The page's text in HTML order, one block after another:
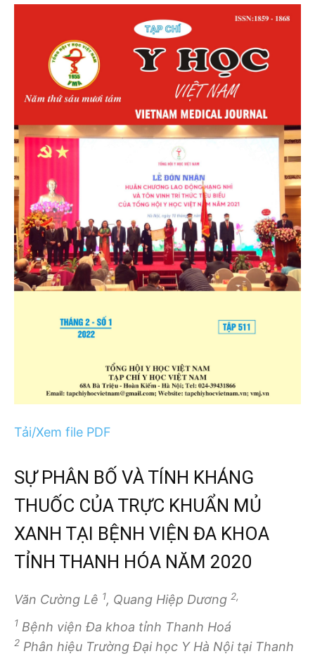
Tải/Xem file PDF
SỰ PHÂN BỐ VÀ TÍNH KHÁNG
THUỐC CỦA TRỰC KHUẨN MỦ
XANH TẠI BỆNH VIỆN ĐA KHOA
TỈNH THANH HÓA NĂM 2020
Văn Cường Lê 1, Quang Hiệp Dương 2,
1 Bệnh viện Đa khoa tỉnh Thanh Hoá
2 Phân hiệu Trường Đại học Y Hà Nội tại Thanh